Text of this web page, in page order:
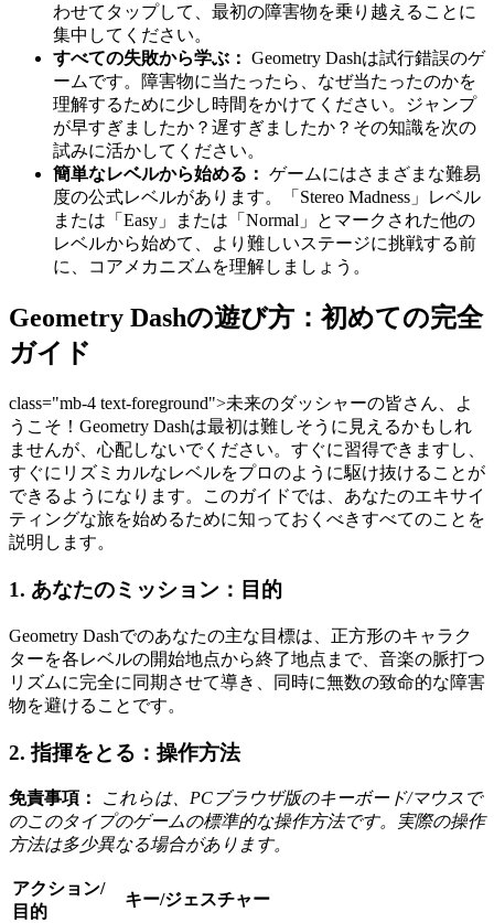
わせてタップして、最初の障害物を乗り越えることに
集中してください。
すべての失敗から学ぶ： Geometry Dashは試行錯誤のゲ
ームです。障害物に当たったら、なぜ当たったのかを
理解するために少し時間をかけてください。ジャンプ
が早すぎましたか？遅すぎましたか？その知識を次の
試みに活かしてください。
簡単なレベルから始める： ゲームにはさまざまな難易
度の公式レベルがあります。「Stereo Madness」レベル
または「Easy」または「Normal」とマークされた他の
レベルから始めて、より難しいステージに挑戦する前
に、コアメカニズムを理解しましょう。
Geometry Dashの遊び方：初めての完全
ガイド
class="mb-4 text-foreground">未来のダッシャーの皆さん、よ
うこそ！Geometry Dashは最初は難しそうに見えるかもしれ
ませんが、心配しないでください。すぐに習得できますし、
すぐにリズミカルなレベルをプロのように駆け抜けることが
できるようになります。このガイドでは、あなたのエキサイ
ティングな旅を始めるために知っておくべきすべてのことを
説明します。
1. あなたのミッション：目的
Geometry Dashでのあなたの主な目標は、正方形のキャラク
ターを各レベルの開始地点から終了地点まで、音楽の脈打つ
リズムに完全に同期させて導き、同時に無数の致命的な障害
物を避けることです。
2. 指揮をとる：操作方法
免責事項：
これらは、PCブラウザ版のキーボード/マウスで
のこのタイプのゲームの標準的な操作方法です。実際の操作
方法は多少異なる場合があります。
アクション/
目的
キー/ジェスチャー